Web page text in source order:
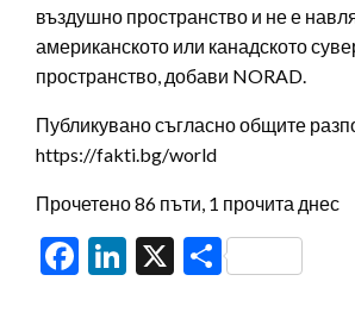
въздушно пространство и не е
американското или канадското
пространство, добави NORAD.
Публикувано съгласно общите
https://fakti.bg/world
Прочетено 86 пъти, 1 прочита днес
Facebook
LinkedIn
X Share